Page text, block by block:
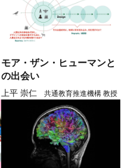
モア・ザン・ヒューマンと
の出会い
上平 崇仁 共通教育推進機構 教授